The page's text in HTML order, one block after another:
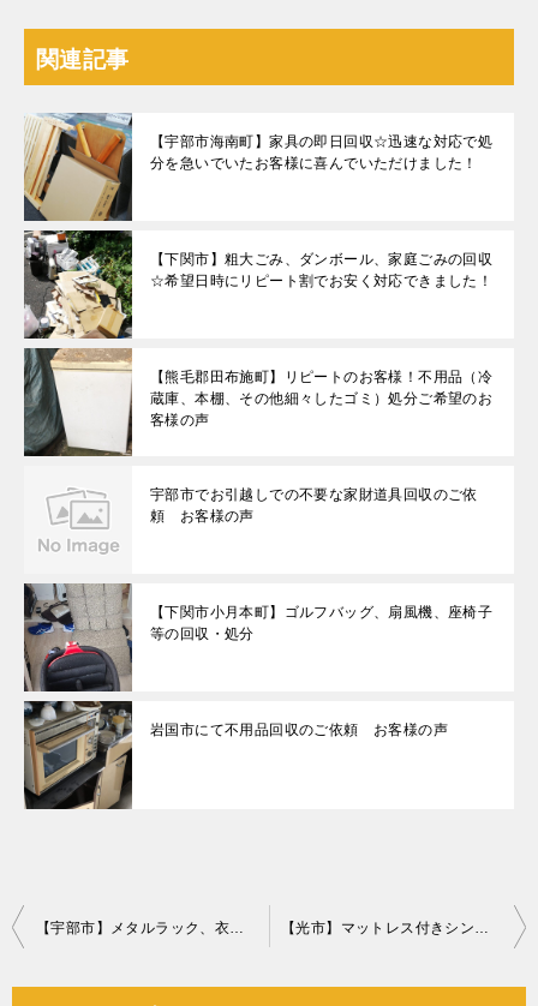
関連記事
【宇部市海南町】家具の即日回収☆迅速な対応で処
分を急いでいたお客様に喜んでいただけました！
【下関市】粗大ごみ、ダンボール、家庭ごみの回収
☆希望日時にリピート割でお安く対応できました！
【熊毛郡田布施町】リピートのお客様！不用品（冷
蔵庫、本棚、その他細々したゴミ）処分ご希望のお
客様の声
宇部市でお引越しでの不要な家財道具回収のご依
頼 お客様の声
【下関市小月本町】ゴルフバッグ、扇風機、座椅子
等の回収・処分
岩国市にて不用品回収のご依頼 お客様の声
投
【宇部市】メタルラック、衣装ケースの回収・処分ご依頼 お客様の声 【光市】マットレス付きシングルベッドの回収・処分ご依頼